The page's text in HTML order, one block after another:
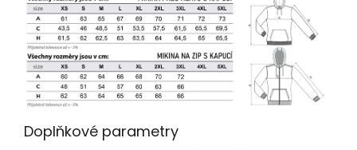
Doplňkové parametry